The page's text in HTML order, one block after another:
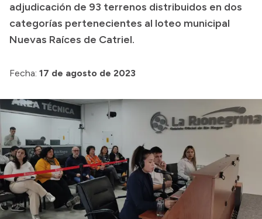
adjudicación de 93 terrenos distribuidos en dos
categorías pertenecientes al loteo municipal
Nuevas Raíces de Catriel.
Fecha: 17 de agosto de 2023